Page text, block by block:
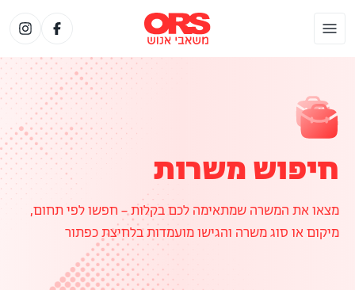
חיפוש משרות
מצאו את המשרה שמתאימה לכם בקלות – חפשו לפי תחום,
מיקום או סוג משרה והגישו מועמדות בלחיצת כפתור